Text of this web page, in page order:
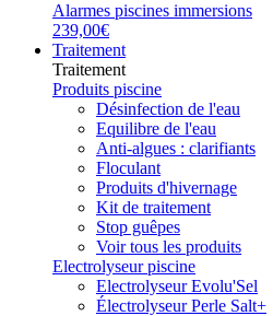
Alarmes piscines immersions
239,00€
Traitement
Traitement
Produits piscine
Désinfection de l'eau
Equilibre de l'eau
Anti-algues : clarifiants
Floculant
Produits d'hivernage
Kit de traitement
Stop guêpes
Voir tous les produits
Electrolyseur piscine
Electrolyseur Evolu'Sel
Électrolyseur Perle Salt+